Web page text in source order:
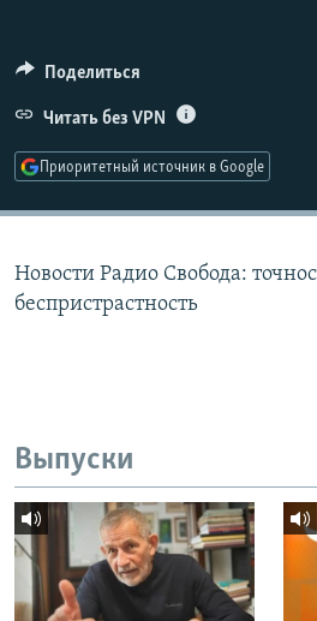
ПОДПИШИТЕСЬ НА РАССЫЛКУ
СОЦИАЛЬНЫЕ СЕТИ
Поделиться
Читать без VPN
Приоритетный источник в Google
Новости Радио Свобода:
беспристрастность
Выпуски